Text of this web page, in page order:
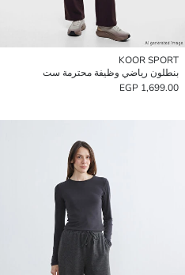
KOOR SPORT
بنطلون رياضي وظيفة محترمة ست
1,699.00 EGP